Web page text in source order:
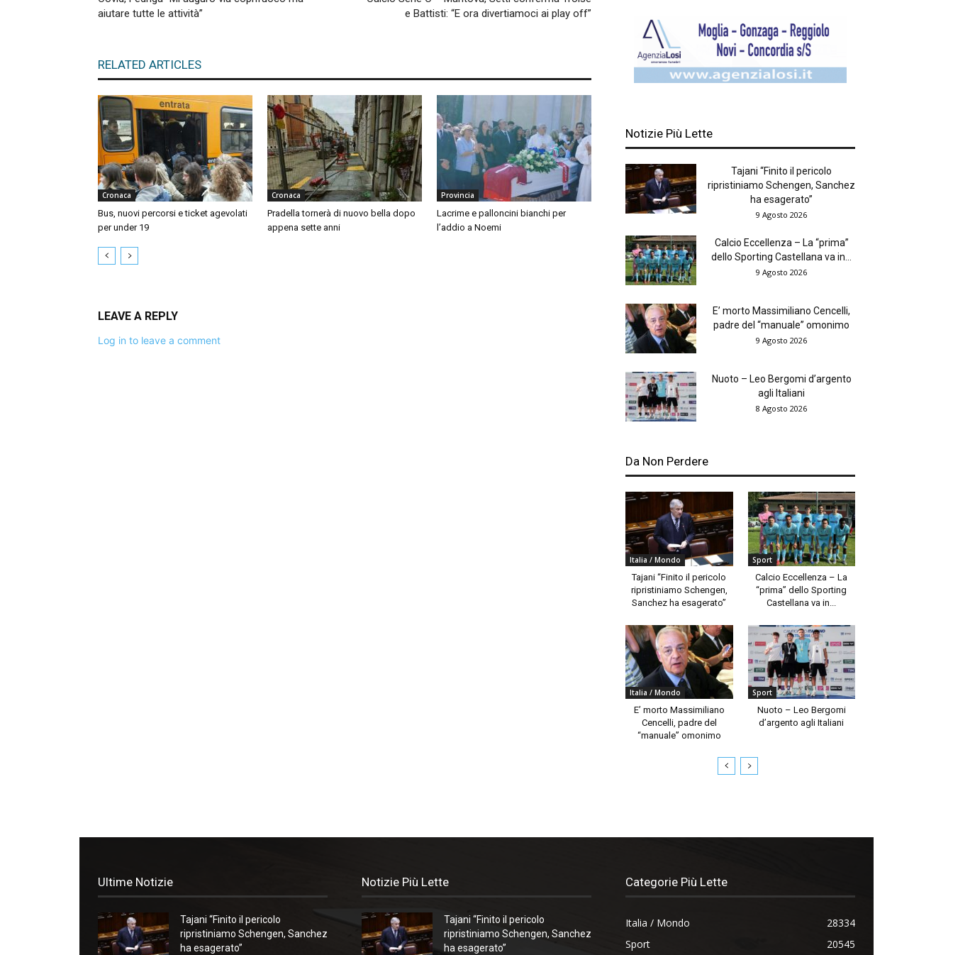
aiutare tutte le attività”
e Battisti: “E ora divertiamoci ai play off”
RELATED ARTICLES
Cronaca
Bus, nuovi percorsi e ticket agevolati
per under 19
Cronaca
Pradella tornerà di nuovo bella dopo
appena sette anni
Provincia
Lacrime e palloncini bianchi per
l’addio a Noemi
LEAVE A REPLY
Log in to leave a comment
Notizie Più Lette
Tajani “Finito il pericolo
ripristiniamo Schengen, Sanchez
ha esagerato”
9 Agosto 2026
Calcio Eccellenza – La “prima”
dello Sporting Castellana va in...
9 Agosto 2026
E’ morto Massimiliano Cencelli,
padre del “manuale” omonimo
9 Agosto 2026
Nuoto – Leo Bergomi d’argento
agli Italiani
8 Agosto 2026
Da Non Perdere
Italia / Mondo
Tajani “Finito il pericolo
ripristiniamo Schengen,
Sanchez ha esagerato”
Sport
Calcio Eccellenza – La
“prima” dello Sporting
Castellana va in...
Italia / Mondo
E’ morto Massimiliano
Cencelli, padre del
“manuale” omonimo
Sport
Nuoto – Leo Bergomi
d’argento agli Italiani
Ultime Notizie
Tajani “Finito il pericolo
ripristiniamo Schengen, Sanchez
ha esagerato”
Notizie Più Lette
Tajani “Finito il pericolo
ripristiniamo Schengen, Sanchez
ha esagerato”
Categorie Più Lette
Italia / Mondo
28334
Sport
20545